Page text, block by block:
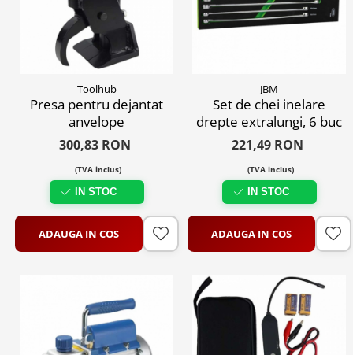
Toolhub
Presa pentru dejantat
anvelope
300,83 RON
(TVA inclus)
IN STOC
ADAUGA IN COS
JBM
Set de chei inelare
drepte extralungi, 6 buc
221,49 RON
(TVA inclus)
IN STOC
ADAUGA IN COS